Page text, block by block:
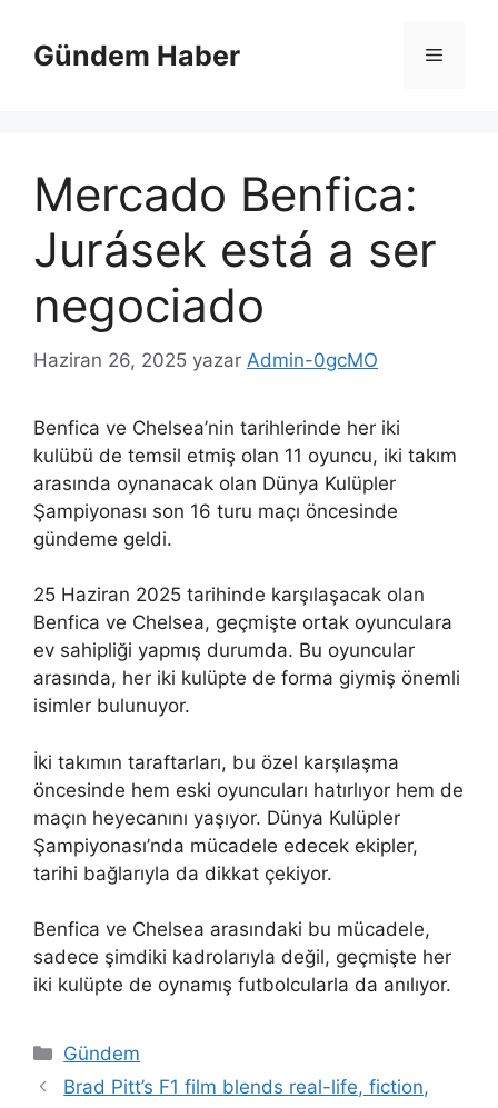
Gündem Haber Menü
Mercado Benfica:
Jurásek está a ser
negociado
Haziran 26, 2025 yazar Admin-0gcMO
Benfica ve Chelsea’nin tarihlerinde her iki
kulübü de temsil etmiş olan 11 oyuncu, iki takım
arasında oynanacak olan Dünya Kulüpler
Şampiyonası son 16 turu maçı öncesinde
gündeme geldi.
25 Haziran 2025 tarihinde karşılaşacak olan
Benfica ve Chelsea, geçmişte ortak oyunculara
ev sahipliği yapmış durumda. Bu oyuncular
arasında, her iki kulüpte de forma giymiş önemli
isimler bulunuyor.
İki takımın taraftarları, bu özel karşılaşma
öncesinde hem eski oyuncuları hatırlıyor hem de
maçın heyecanını yaşıyor. Dünya Kulüpler
Şampiyonası’nda mücadele edecek ekipler,
tarihi bağlarıyla da dikkat çekiyor.
Benfica ve Chelsea arasındaki bu mücadele,
sadece şimdiki kadrolarıyla değil, geçmişte her
iki kulüpte de oynamış futbolcularla da anılıyor.
Kategoriler
Gündem
Brad Pitt’s F1 film blends real-life, fiction,